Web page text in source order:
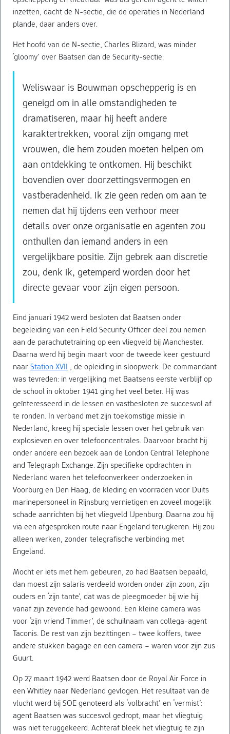
inzetten, dacht de N-sectie, die de operaties in Nederland
plande, daar anders over.
Het hoofd van de N-sectie, Charles Blizard, was minder
‘gloomy’ over Baatsen dan de Security-sectie:
Weliswaar is Bouwman opschepperig is en
geneigd om in alle omstandigheden te
dramatiseren, maar hij heeft andere
karaktertrekken, vooral zijn omgang met
vrouwen, die hem zouden moeten helpen om
aan ontdekking te ontkomen. Hij beschikt
bovendien over doorzettingsvermogen en
vastberadenheid. Ik zie geen reden om aan te
nemen dat hij tijdens een verhoor meer
details over onze organisatie en agenten zou
onthullen dan iemand anders in een
vergelijkbare positie. Zijn gebrek aan discretie
zou, denk ik, getemperd worden door het
directe gevaar voor zijn eigen persoon.
Eind januari 1942 werd besloten dat Baatsen onder
begeleiding van een Field Security Officer deel zou nemen
aan de parachutetraining op een vliegveld bij Manchester.
Daarna werd hij begin maart voor de tweede keer gestuurd
naar Station XVII , de opleiding in sloopwerk. De commandant
was tevreden: in vergelijking met Baatsens eerste verblijf op
de school in oktober 1941 ging het veel beter. Hij was
geïnteresseerd in de lessen en vastbesloten ze succesvol af
te ronden. In verband met zijn toekomstige missie in
Nederland, kreeg hij speciale lessen over het gebruik van
explosieven en over telefooncentrales. Daarvoor bracht hij
onder andere een bezoek aan de London Central Telephone
and Telegraph Exchange. Zijn specifieke opdrachten in
Nederland waren het telefoonverkeer onderzoeken in
Voorburg en Den Haag, de kleding en voorraden voor Duits
marinepersoneel in Rijnsburg vernietigen en zoveel mogelijk
schade aanrichten bij het vliegveld IJpenburg. Daarna zou hij
via een afgesproken route naar Engeland terugkeren. Hij zou
alleen werken, zonder telegrafische verbinding met
Engeland.
Mocht er iets met hem gebeuren, zo had Baatsen bepaald,
dan moest zijn salaris verdeeld worden onder zijn zoon, zijn
ouders en ‘zijn tante’, dat was de pleegmoeder bij wie hij
vanaf zijn zevende had gewoond. Een kleine camera was
voor ‘zijn vriend Timmer’, de schuilnaam van collega-agent
Taconis. De rest van zijn bezittingen – twee koffers, twee
andere stukken bagage en een camera – waren voor zijn zus
Guurt.
Op 27 maart 1942 werd Baatsen door de Royal Air Force in
een Whitley naar Nederland gevlogen. Het resultaat van de
vlucht werd bij SOE genoteerd als ‘volbracht’ en ‘vermist’:
agent Baatsen was succesvol gedropt, maar het vliegtuig
was niet teruggekeerd. Achteraf bleek het vliegtuig te zijn